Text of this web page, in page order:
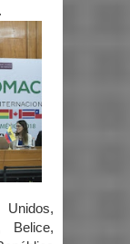
Belice,